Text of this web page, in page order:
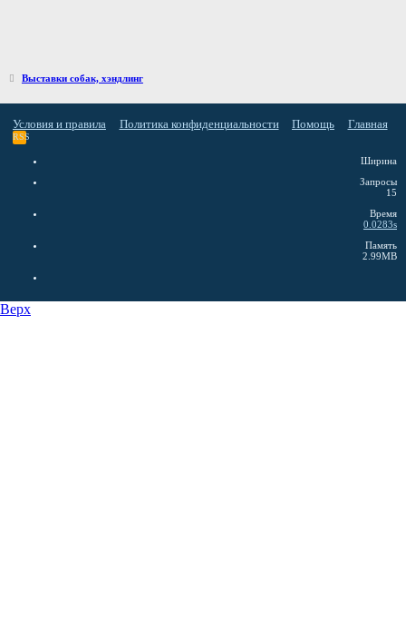
Выставки собак, хэндлинг
Условия и правила Политика конфиденциальности Помощь Главная
RSS
Ширина
Запросы
15
Время
0.0283s
Память
2.99MB
Верх